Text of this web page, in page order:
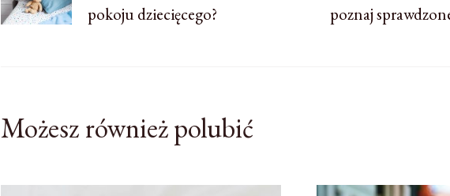
wpisu
pokoju dziecięcego?
poznaj
Możesz również polubić